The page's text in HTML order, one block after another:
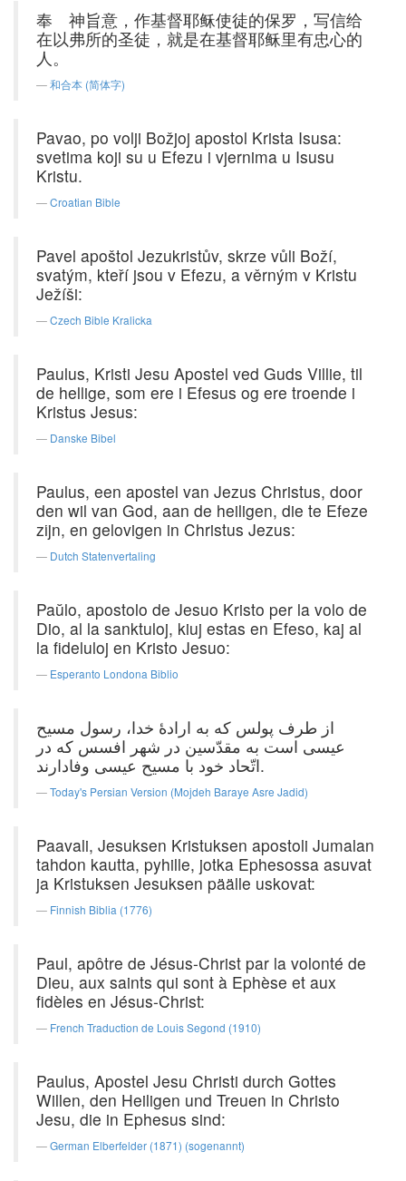
奉 神旨意，作基督耶稣使徒的保罗，写信给
在以弗所的圣徒，就是在基督耶稣里有忠心的
人。
和合本 (简体字)
Pavao, po volji Božjoj apostol Krista Isusa:
svetima koji su u Efezu i vjernima u Isusu
Kristu.
Croatian Bible
Pavel apoštol Jezukristův, skrze vůli Boží,
svatým, kteří jsou v Efezu, a věrným v Kristu
Ježíši:
Czech Bible Kralicka
Paulus, Kristi Jesu Apostel ved Guds Villie, til
de hellige, som ere i Efesus og ere troende i
Kristus Jesus:
Danske Bibel
Paulus, een apostel van Jezus Christus, door
den wil van God, aan de heiligen, die te Efeze
zijn, en gelovigen in Christus Jezus:
Dutch Statenvertaling
Paŭlo, apostolo de Jesuo Kristo per la volo de
Dio, al la sanktuloj, kiuj estas en Efeso, kaj al
la fideluloj en Kristo Jesuo:
Esperanto Londona Biblio
از طرف پولس كه به ارادهٔ خدا، رسول مسیح
عیسی است به مقدّسین در شهر افسس كه در
اتّحاد خود با مسیح عیسی وفادارند.
Today's Persian Version (Mojdeh Baraye Asre Jadid)
Paavali, Jesuksen Kristuksen apostoli Jumalan
tahdon kautta, pyhille, jotka Ephesossa asuvat
ja Kristuksen Jesuksen päälle uskovat:
Finnish Biblia (1776)
Paul, apôtre de Jésus-Christ par la volonté de
Dieu, aux saints qui sont à Ephèse et aux
fidèles en Jésus-Christ:
French Traduction de Louis Segond (1910)
Paulus, Apostel Jesu Christi durch Gottes
Willen, den Heiligen und Treuen in Christo
Jesu, die in Ephesus sind:
German Elberfelder (1871) (sogenannt)